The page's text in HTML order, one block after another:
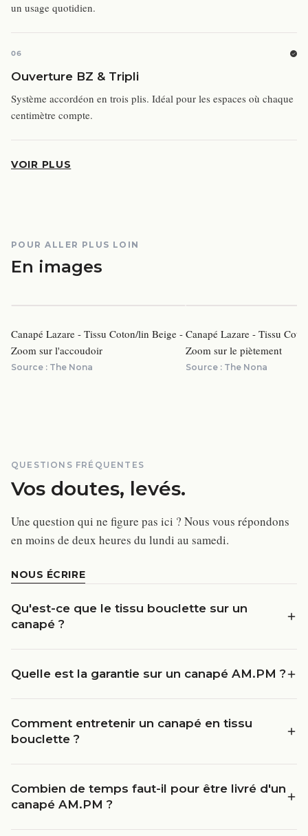
un usage quotidien.
06
Ouverture BZ & Tripli
Système accordéon en trois plis. Idéal pour les espaces où chaque
centimètre compte.
VOIR PLUS
POUR ALLER PLUS LOIN
En images
Canapé Lazare - Tissu Coton/lin Beige -
Zoom sur l'accoudoir
Source : The Nona
Canapé Lazare - Tissu
Zoom sur le piètement
Source : The Nona
QUESTIONS FRÉQUENTES
Vos doutes, levés.
Une question qui ne figure pas ici ? Nous vous répondons
en moins de deux heures du lundi au samedi.
NOUS ÉCRIRE
Qu'est-ce que le tissu bouclette sur un
canapé ?
Quelle est la garantie sur un canapé AM.PM ?
Comment entretenir un canapé en tissu
bouclette ?
Combien de temps faut-il pour être livré d'un
canapé AM.PM ?